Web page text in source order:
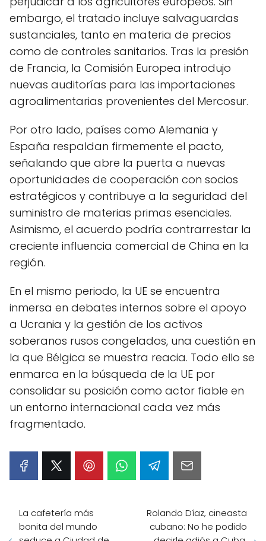
embargo, el tratado incluye salvaguardas
sustanciales, tanto en materia de precios
como de controles sanitarios. Tras la presión
de Francia, la Comisión Europea introdujo
nuevas auditorías para las importaciones
agroalimentarias provenientes del Mercosur.
Por otro lado, países como Alemania y
España respaldan firmemente el pacto,
señalando que abre la puerta a nuevas
oportunidades de cooperación con socios
estratégicos y contribuye a la seguridad del
suministro de materias primas esenciales.
Asimismo, el acuerdo podría contrarrestar la
creciente influencia comercial de China en la
región.
En el mismo periodo, la UE se encuentra
inmersa en debates internos sobre el apoyo
a Ucrania y la gestión de los activos
soberanos rusos congelados, una cuestión en
la que Bélgica se muestra reacia. Todo ello se
enmarca en la búsqueda de la UE por
consolidar su posición como actor fiable en
un entorno internacional cada vez más
fragmentado.
La cafetería más
bonita del mundo
Rolando Díaz, cineasta
cubano: No he podido